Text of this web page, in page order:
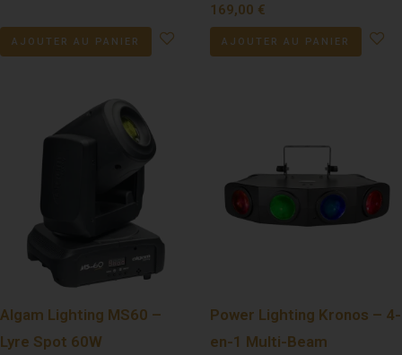
AJOUTER AU PANIER
169,00 €
AJOUTER AU PANIER
Algam Lighting MS60 –
Lyre Spot 60W
Power Lighting Kronos – 4-
en-1 Multi-Beam